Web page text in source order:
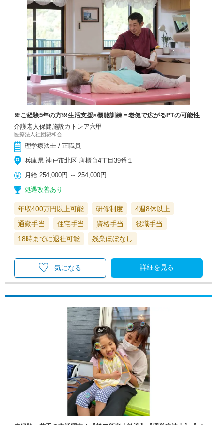
※ご経験5年の方※生活支援×機能訓練＝老健で広がるPTの可能性
介護老人保健施設カトレア六甲
医療法人社団恕和会
理学療法士 / 正職員
兵庫県 神戸市北区 唐櫃台4丁目39番１
月給 254,000円 ～ 254,000円
処遇改善あり
年収400万円以上可能 研修制度
4週8休以上
通勤手当
住宅手当 資格手当
役職手当
18時までに退社可能
残業ほぼなし
詳細を見る
気になる